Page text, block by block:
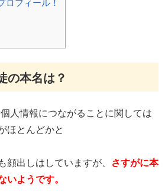
の本名は？
人情報につながることに関しては
ほとんどかと
顔出しはしていますが、 さすがに本
ようです。